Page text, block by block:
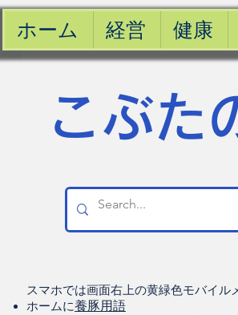
ホーム 経営 健康
こぶた
スマホでは画面右上の黄緑色モバイ
ホームに養豚用語